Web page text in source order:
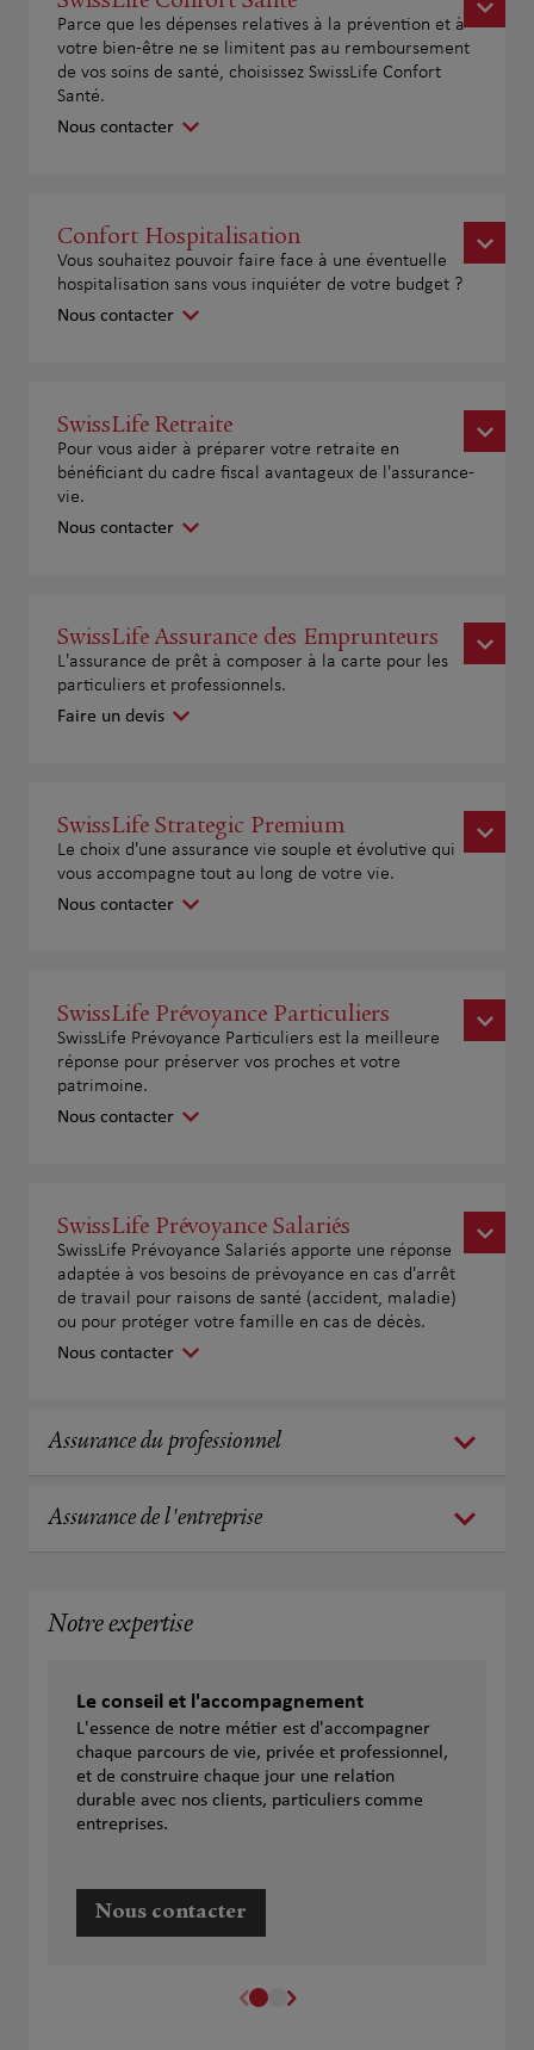
Parce que les dépenses relatives à la prévention et à
votre bien-être ne se limitent pas au remboursement
de vos soins de santé, choisissez SwissLife Confort
Santé.
Nous contacter
Confort Hospitalisation
Vous souhaitez pouvoir faire face à une éventuelle
hospitalisation sans vous inquiéter de votre budget ?
Nous contacter
SwissLife Retraite
Pour vous aider à préparer votre retraite en
bénéficiant du cadre fiscal avantageux de l'assurance-
vie.
Nous contacter
SwissLife Assurance des Emprunteurs
L'assurance de prêt à composer à la carte pour les
particuliers et professionnels.
Faire un devis
SwissLife Strategic Premium
Le choix d'une assurance vie souple et évolutive qui
vous accompagne tout au long de votre vie.
Nous contacter
SwissLife Prévoyance Particuliers
SwissLife Prévoyance Particuliers est la meilleure
réponse pour préserver vos proches et votre
patrimoine.
Nous contacter
SwissLife Prévoyance Salariés
SwissLife Prévoyance Salariés apporte une réponse
adaptée à vos besoins de prévoyance en cas d'arrêt
de travail pour raisons de santé (accident, maladie)
ou pour protéger votre famille en cas de décès.
Nous contacter
Assurance du professionnel
Assurance de l'entreprise
Notre expertise
Le conseil et l'accompagnement
L'essence de notre métier est d'accompagner
chaque parcours de vie, privée et professionnel,
et de construire chaque jour une relation
durable avec nos clients, particuliers comme
entreprises.
Nous contacter